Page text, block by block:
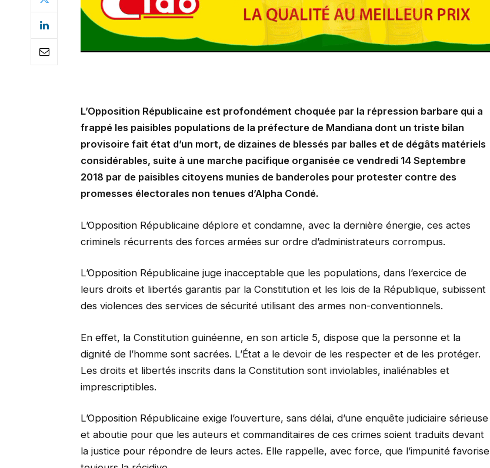
L’Opposition Républicaine est profondément choquée par la répression barbare qui a
frappé les paisibles populations de la préfecture de Mandiana dont un triste bilan
provisoire fait état d’un mort, de dizaines de blessés par balles et de dégâts matériels
considérables, suite à une marche pacifique organisée ce vendredi 14 Septembre
2018 par de paisibles citoyens munies de banderoles pour protester contre des
promesses électorales non tenues d’Alpha Condé.​
L’Opposition Républicaine déplore et condamne, avec la dernière énergie, ces actes
criminels récurrents des forces armées sur ordre d’administrateurs corrompus.
L’Opposition Républicaine juge inacceptable que les populations, dans l’exercice de
leurs droits et libertés garantis par la Constitution et les lois de la République, subissent
des violences des services de sécurité utilisant des armes non-conventionnels.
En effet, la Constitution guinéenne, en son article 5, dispose que la personne et la
dignité de l’homme sont sacrées. L’État a le devoir de les respecter et de les protéger.
Les droits et libertés inscrits dans la Constitution sont inviolables, inaliénables et
imprescriptibles.
L’Opposition Républicaine exige l’ouverture, sans délai, d’une enquête judiciaire sérieuse
et aboutie pour que les auteurs et commanditaires de ces crimes soient traduits devant
la justice pour répondre de leurs actes. Elle rappelle, avec force, que l’impunité favorise